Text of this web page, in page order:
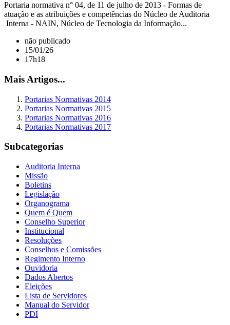
Portaria normativa n° 04, de 11 de julho de 2013 - Formas de
atuação e as atribuições e competências do Núcleo de Auditoria
Interna - NAIN, Núcleo de Tecnologia da Informação...
não publicado
15/01/26
17h18
Mais Artigos...
Portarias Normativas 2014
Portarias Normativas 2015
Portarias Normativas 2016
Portarias Normativas 2017
Subcategorias
Auditoria Interna
Missão
Boletins
Legislação
Organograma
Quem é Quem
Conselho Superior
Institucional
Resoluções
Conselhos e Comissões
Regimento Interno
Ouvidoria
Dados Abertos
Eleições
Lista de Servidores
Manual do Servidor
PDI